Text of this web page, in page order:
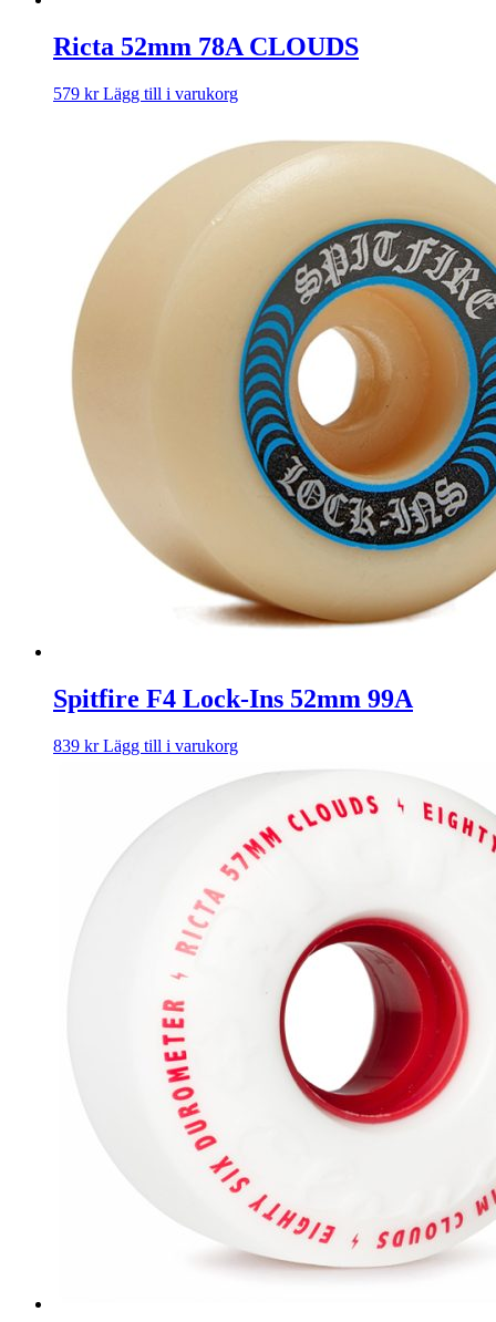
Ricta 52mm 78A CLOUDS
579 kr Lägg till i varukorg
Spitfire F4 Lock-Ins 52mm 99A
839 kr Lägg till i varukorg